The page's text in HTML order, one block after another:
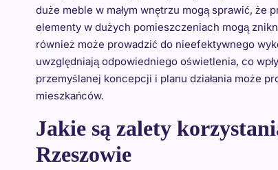
duże meble w małym wnętrzu mogą sprawić, że
elementy w dużych pomieszczeniach mogą
również może prowadzić do nieefektywnego
uwzględniają odpowiedniego oświetlenia, co
przemyślanej koncepcji i planu działania może
mieszkańców.
Jakie są zalety
Rzeszowie